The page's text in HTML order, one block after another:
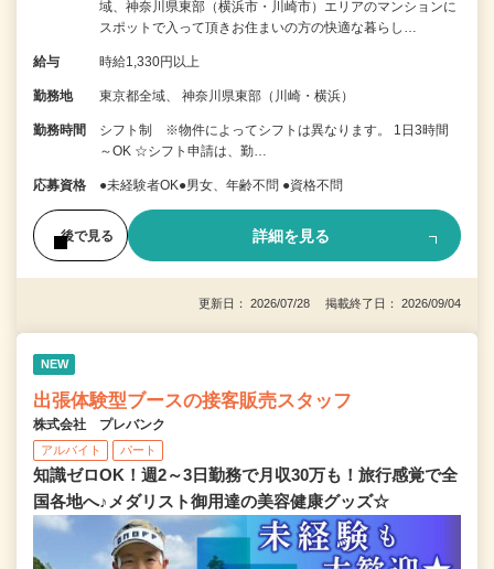
域、神奈川県東部（横浜市・川崎市）エリアのマンションに
スポットで入って頂きお住まいの方の快適な暮らし…
給与 時給1,330円以上
勤務地 東京都全域、 神奈川県東部（川崎・横浜）
勤務時間
シフト制 ※物件によってシフトは異なります。 1日3時間
～OK ☆シフト申請は、勤…
応募資格 ●未経験者OK●男女、年齢不問 ●資格不問
後で見る 詳細を見る
更新日： 2026/07/28 掲載終了日： 2026/09/04
NEW
出張体験型ブースの接客販売スタッフ
株式会社 プレバンク
アルバイト パート
知識ゼロOK！週2～3日勤務で月収30万も！旅行感覚で全
国各地へ♪メダリスト御用達の美容健康グッズ☆